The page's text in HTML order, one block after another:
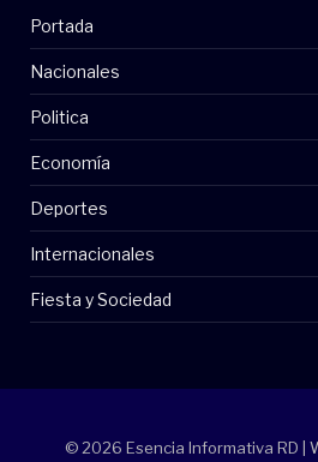
Portada
Nacionales
Politica
Economía
Deportes
Internacionales
Fiesta y Sociedad
© 2026 Esencia Informativa RD |